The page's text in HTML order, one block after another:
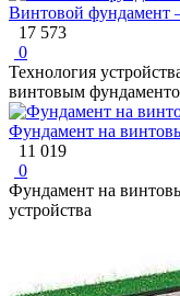
Винтовой фундамент
17 573
0
Технология
винтовым
Фундамент на
11 019
0
Фундамент на
устройства